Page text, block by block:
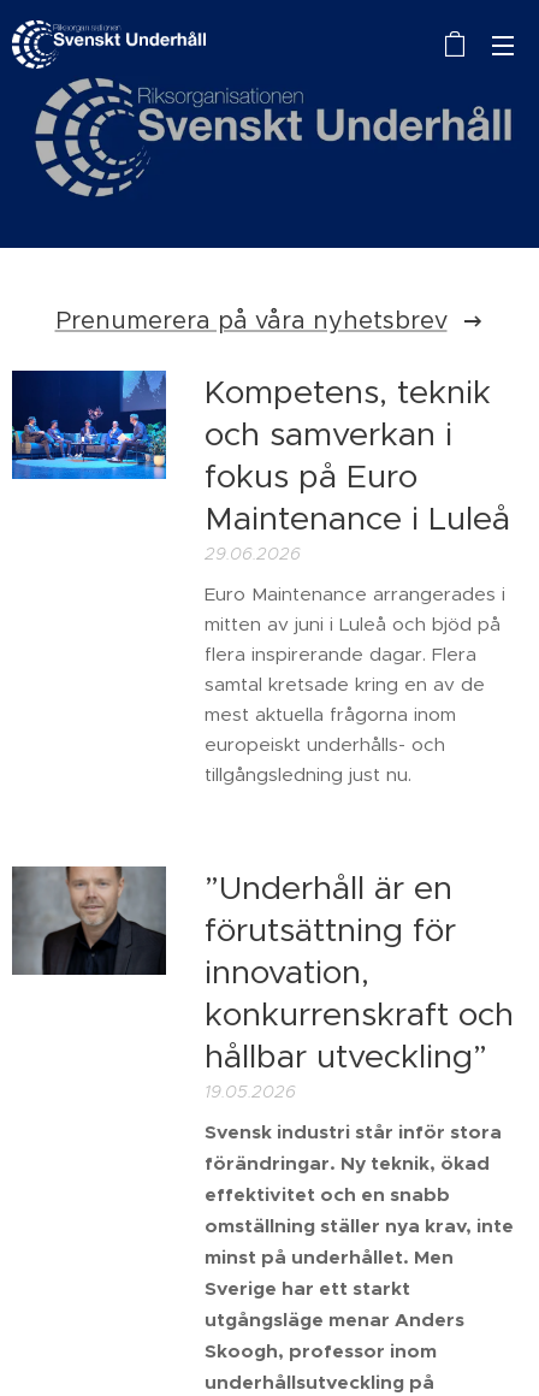
Prenumerera på våra nyhetsbrev
Kompetens, teknik
och samverkan i
fokus på Euro
Maintenance i Luleå
29.06.2026
Euro Maintenance arrangerades i
mitten av juni i Luleå och bjöd på
flera inspirerande dagar. Flera
samtal kretsade kring en av de
mest aktuella frågorna inom
europeiskt underhålls- och
tillgångsledning just nu.
”Underhåll är en
förutsättning för
innovation,
konkurrenskraft och
hållbar utveckling”
19.05.2026
Svensk industri står inför stora
förändringar. Ny teknik, ökad
effektivitet och en snabb
omställning ställer nya krav, inte
minst på underhållet. Men
Sverige har ett starkt
utgångsläge menar Anders
Skoogh, professor inom
underhållsutveckling på